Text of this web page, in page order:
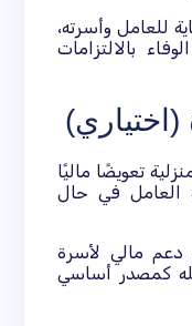
للعامل وأسرته،
بالالتزامات
تعويضًا ماليًا
العامل في حال
دعم مالي لأسرة
كمصدر أساسي